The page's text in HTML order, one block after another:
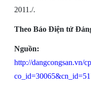
2011./.
Theo Báo Điện tử
Nguồn:
http://dangcongsan.vn/